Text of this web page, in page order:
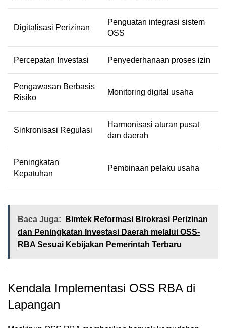
Digitalisasi Perizinan
Penguatan integrasi sistem
OSS
Percepatan Investasi Penyederhanaan proses izin
Pengawasan Berbasis
Risiko
Monitoring digital usaha
Sinkronisasi Regulasi
Harmonisasi aturan pusat
dan daerah
Peningkatan
Kepatuhan
Pembinaan pelaku usaha
Baca Juga:
Bimtek Reformasi Birokrasi Perizinan
dan Peningkatan Investasi Daerah melalui OSS-
RBA Sesuai Kebijakan Pemerintah Terbaru
Kendala Implementasi OSS RBA di
Lapangan